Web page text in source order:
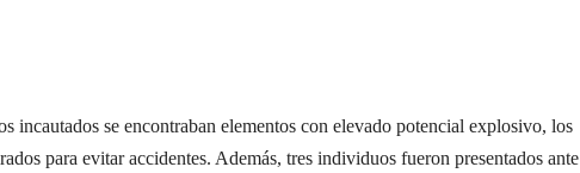
incautados se encontraban elementos con elevado potencial explosivo, los
para evitar accidentes. Además, tres individuos fueron presentados ante